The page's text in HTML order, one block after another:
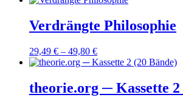
Verdrängte Philosophie
29,49 € – 49,80 €
theorie.org ─ Kassette 2